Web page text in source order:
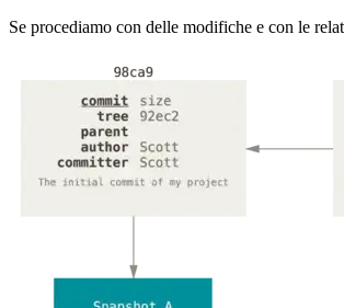
Se procediamo con delle modifiche e con le